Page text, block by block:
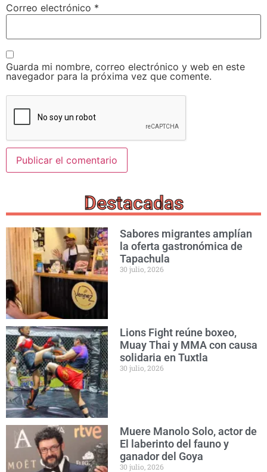
Correo electrónico *
Guarda mi nombre, correo electrónico y web en este
navegador para la próxima vez que comente.
Destacadas
Sabores migrantes amplían
la oferta gastronómica de
Tapachula
30 julio, 2026
Lions Fight reúne boxeo,
Muay Thai y MMA con causa
solidaria en Tuxtla
30 julio, 2026
Muere Manolo Solo, actor de
El laberinto del fauno y
ganador del Goya
30 julio, 2026